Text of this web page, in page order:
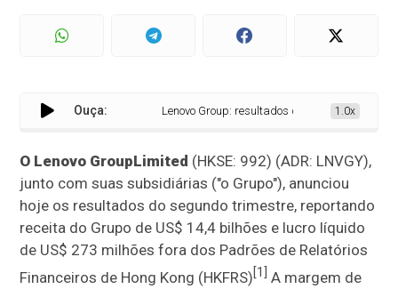
Ouça: Lenovo Group: resultados do segundo trimestre
1.0x
O Lenovo GroupLimited (HKSE: 992) (ADR: LNVGY),
junto com suas subsidiárias ("o Grupo"), anunciou
hoje os resultados do segundo trimestre, reportando
receita do Grupo de US$ 14,4 bilhões e lucro líquido
de US$ 273 milhões fora dos Padrões de Relatórios
Financeiros de Hong Kong (HKFRS)[1] A margem de